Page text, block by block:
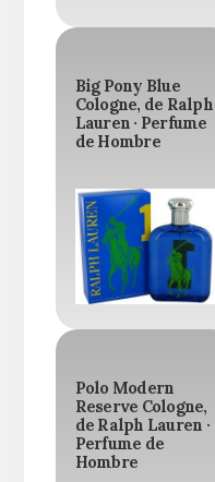
Big Pony Blue
Cologne, de Ralph
Lauren · Perfume
de Hombre
Polo Modern
Reserve Cologne,
de Ralph Lauren ·
Perfume de
Hombre